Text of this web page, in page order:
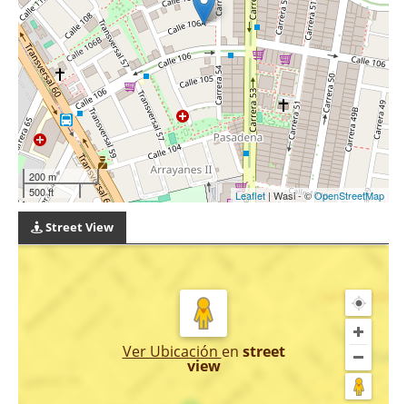
200 m
500 ft
Leaflet | Wasi - ©OpenStreetMap
Street View
Ver Ubicación en street
view